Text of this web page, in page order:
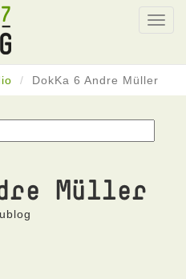
DokKa 6 Andre Müller
Müller